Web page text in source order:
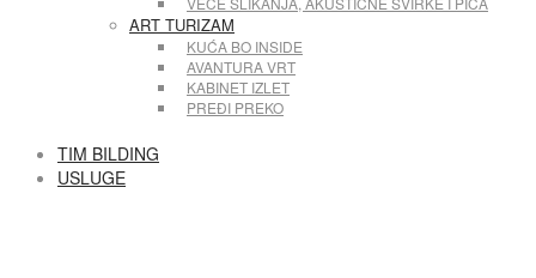
ART TURIZAM
KUĆA BO INSIDE
AVANTURA VRT
KABINET IZLET
PREĐI PREKO
TIM BILDING
USLUGE